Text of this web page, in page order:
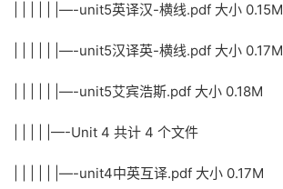
| | | | | |—-unit5英译汉-横线.pdf 大小 0.15M
| | | | | |—-unit5汉译英-横线.pdf 大小 0.17M
| | | | | |—-unit5艾宾浩斯.pdf 大小 0.18M
| | | | |—-Unit 4 共计 4 个文件
| | | | | |—-unit4中英互译.pdf 大小 0.17M